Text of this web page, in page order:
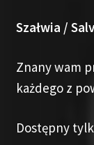
Szałwia /
Znany wam
każdego z
Dostępny